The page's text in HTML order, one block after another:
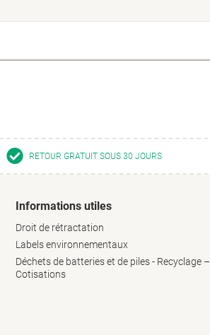
RETOUR GRATUIT SOUS 30 JOURS
Informations utiles
Droit de rétractation
Labels environnementaux
Déchets de batteries et de piles - Recyclage –
Cotisations